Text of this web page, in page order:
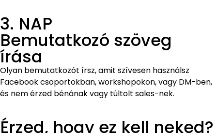
3. NAP
Bemutatkozó szöveg
írása
Olyan bemutatkozót írsz, amit szívesen használsz
Facebook csoportokban, workshopokon, vagy DM-ben,
és nem érzed bénának vagy túltolt sales-nek.
Érzed, hogy ez kell neked?